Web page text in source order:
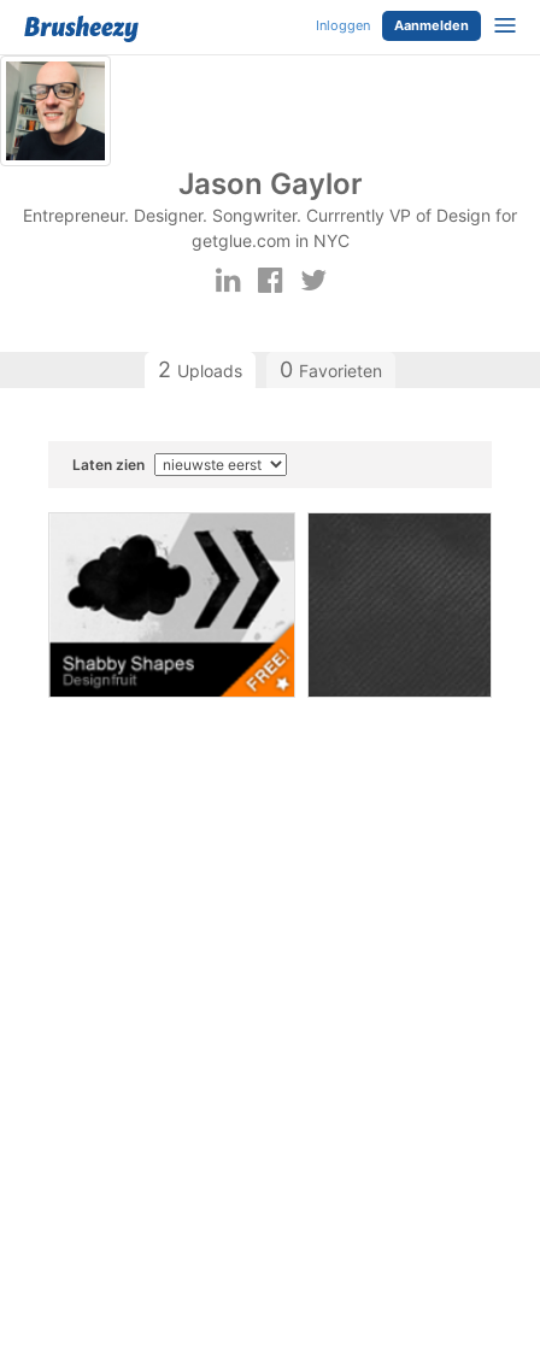
Inloggen Aanmelden
Jason Gaylor
Entrepreneur. Designer. Songwriter. Currrently VP of Design for
getglue.com in NYC
2 Uploads 0 Favorieten
Laten zien